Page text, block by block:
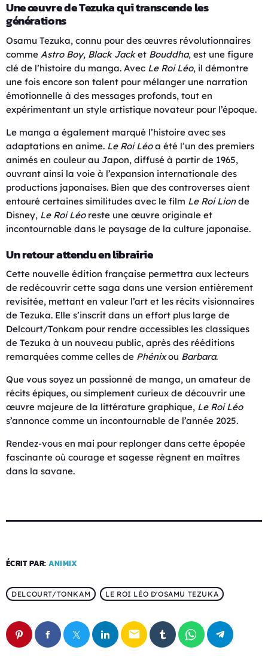
Une œuvre de Tezuka qui transcende les
générations
Osamu Tezuka, connu pour des œuvres révolutionnaires
comme Astro Boy, Black Jacket Bouddha, est une figure
clé de l’histoire du manga. Avec Le Roi Léo, il démontre
une fois encore son talent pour mélanger une narration
émotionnelle à des messages profonds, tout en
expérimentant un style artistique novateur pour l’époque.
Le manga a également marqué l’histoire avec ses
adaptations en anime. Le Roi Léoa été l’un des premiers
animés en couleur au Japon, diffusé à partir de 1965,
ouvrant ainsi la voie à l’expansion internationale des
productions japonaises. Bien que des controverses aient
entouré certaines similitudes avec le film Le Roi Lionde
Disney, Le Roi Léoreste une œuvre originale et
incontournable dans le paysage de la culture japonaise.
Un retour attendu en librairie
Cette nouvelle édition française permettra aux lecteurs
de redécouvrir cette saga dans une version entièrement
revisitée, mettant en valeur l’art et les récits visionnaires
de Tezuka. Elle s’inscrit dans un effort plus large de
Delcourt/Tonkam pour rendre accessibles les classiques
de Tezuka à un nouveau public, après des rééditions
remarquées comme celles de Phénixou Barbara.
Que vous soyez un passionné de manga, un amateur de
récits épiques, ou simplement curieux de découvrir une
œuvre majeure de la littérature graphique, Le Roi Léo
s’annonce comme un incontournable de l’année 2025.
Rendez-vous en mai pour replonger dans cette épopée
fascinante où courage et sagesse règnent en maîtres
dans la savane.
ÉCRIT PAR: ANIMIX
DELCOURT/TONKAM LE ROI LÉO D'OSAMU TEZUKA
email